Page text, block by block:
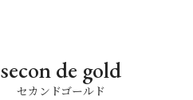
secon de gold
セカンドゴールド